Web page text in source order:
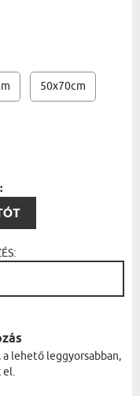
50x70cm
lehető leggyorsabban,
el.